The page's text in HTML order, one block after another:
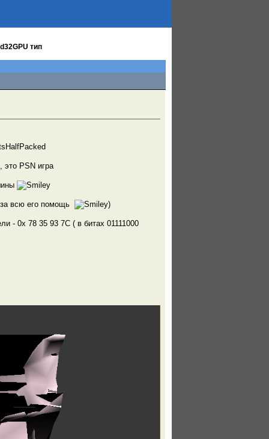
тип
это PSN игра
за всю его помощь )
- 0x 78 35 93 7C ( в битах 01111000